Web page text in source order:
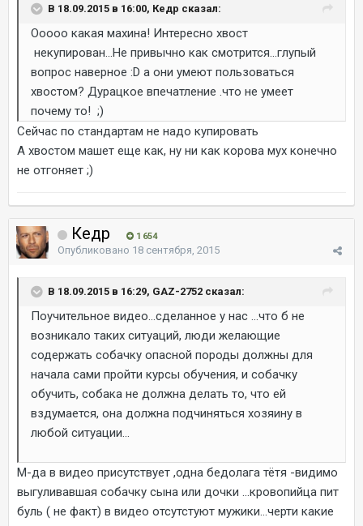
В 18.09.2015 в 16:00, Кедр сказал:
Ооооо какая махина! Интересно хвост
некупирован...Не привычно как смотрится...глупый
вопрос наверное :D а они умеют пользоваться
хвостом? Дурацкое впечатление .что не умеет
почему то! ;)
Сейчас по стандартам не надо купировать
А хвостом машет еще как, ну ни как корова мух конечно
не отгоняет ;)
Кедр 1 654
Опубликовано 18 сентября, 2015
В 18.09.2015 в 16:29, GAZ-2752 сказал:
Поучительное видео...сделанное у нас ...что б не
возникало таких ситуаций, люди желающие
содержать собачку опасной породы должны для
начала сами пройти курсы обучения, и собачку
обучить, собака не должна делать то, что ей
вздумается, она должна подчиняться хозяину в
любой ситуации...
М-да в видео присутствует ,одна бедолага тётя -видимо
выгуливавшая собачку сына или дочки ...кровопийца пит
буль ( не факт) в видео отсутстуют мужики...черти какие